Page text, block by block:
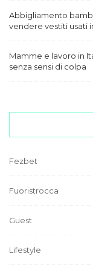
Abbigliamento
vendere vestiti usati
Mamme e lavoro in
senza sensi di colpa
Fezbet
Fuoristrocca
Guest
Lifestyle